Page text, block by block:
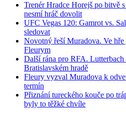
Trenér Hradce Horejš po bitvě
nesmí hráč dovolit
UFC Vegas 120: Gamrot vs.
sledovat
Novotný řeší Muradova. Ve
Fleurym
Další rána pro RFA.
Bratislavském hradě
Fleury vyzval Muradova k
termín
Přiznání tureckého kouče po
byly to těžké chvíle